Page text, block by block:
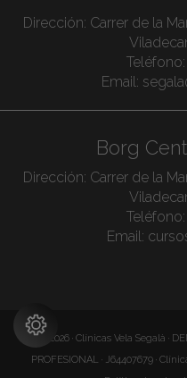
Dirección: Carrer de la
Teléfono:
Email:
Borg
Dirección: Carrer de la
Teléfono:
Email:
©2026 · Clínicas Vela Segalà ·
PROFESIONAL · J64407679 ·